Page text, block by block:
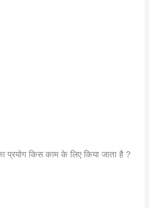
प्रयोग किस काम के लिए किया जाता है ?